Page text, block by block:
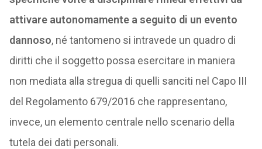
attivare autonomamente a seguito di un evento
dannoso, né tantomeno si intravede un quadro di
diritti che il soggetto possa esercitare in maniera
non mediata alla stregua di quelli sanciti nel Capo III
del Regolamento 679/2016 che rappresentano,
invece, un elemento centrale nello scenario della
tutela dei dati personali.